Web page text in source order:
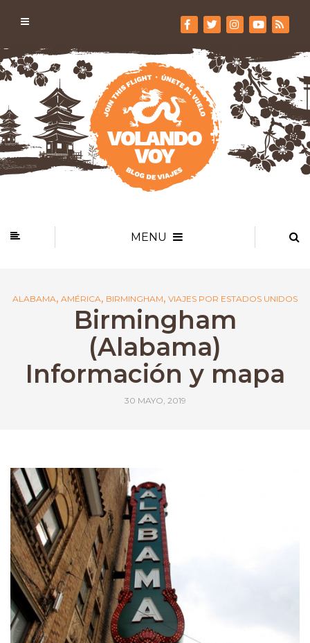
MENU
ALABAMA, AMÉRICA, BIRMINGHAM, VIAJES POR ESTADOS UNIDOS
Birmingham
(Alabama)
Información y mapa
30 MAYO, 2019